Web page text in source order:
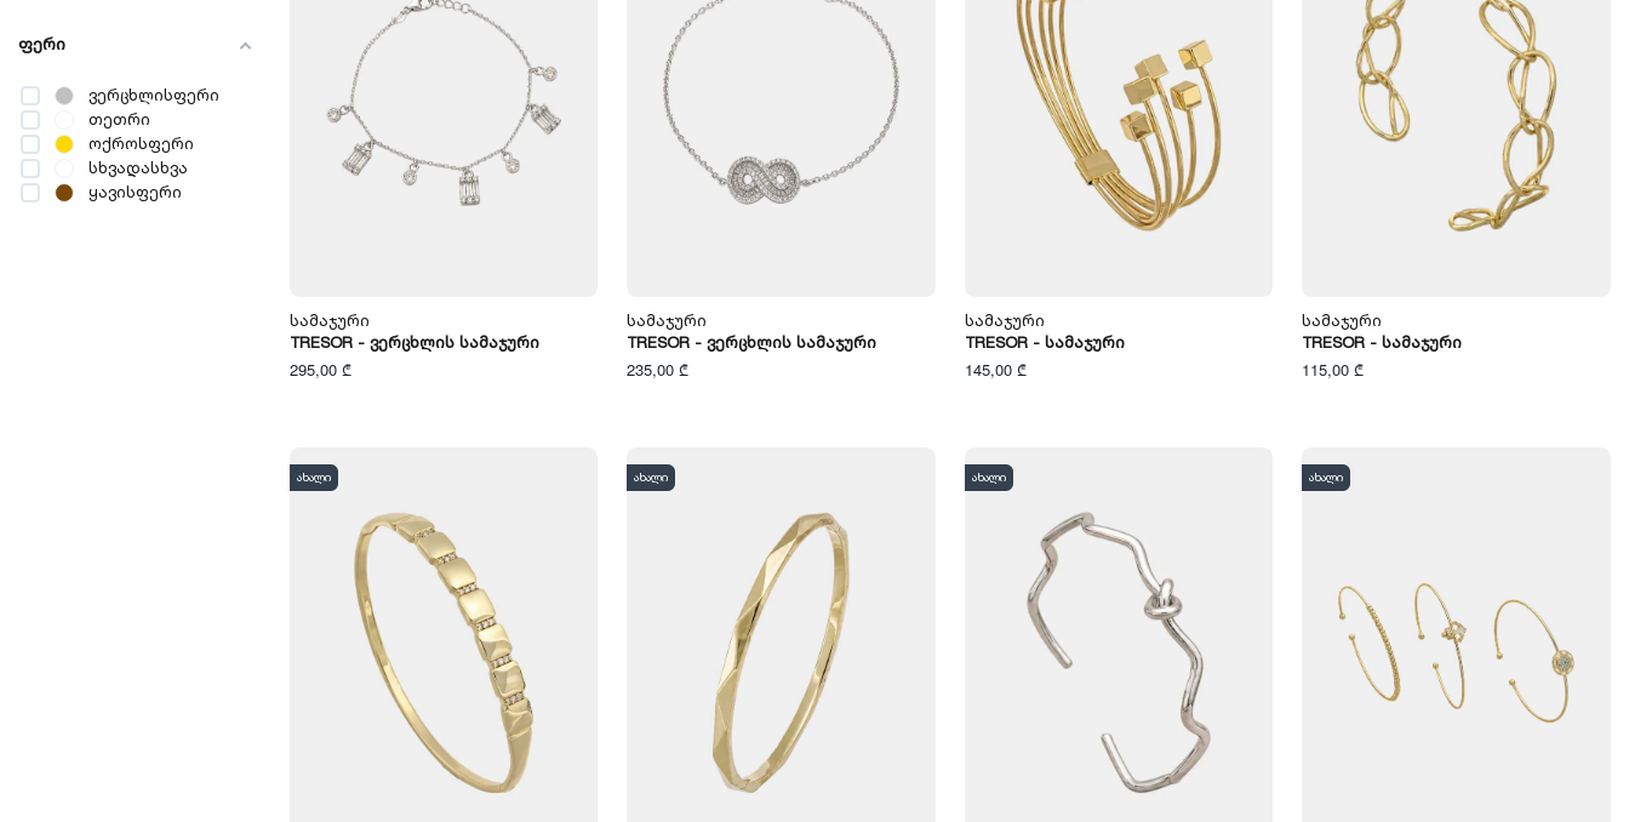
Სამაჯური
TRESOR - Ვერცხლის Სამაჯური
295,00 ₾
Სამაჯური
TRESOR - Ვერცხლის Სამაჯური
235,00 ₾
Სამაჯური
TRESOR - Სამაჯური
145,00 ₾
Სამაჯური
TRESOR - Სამაჯური
115,00 ₾
ახალი ახალი ახალი ახალი
ფერი
ვერცხლისფერი
თეთრი
ოქროსფერი
სხვადასხვა
ყავისფერი